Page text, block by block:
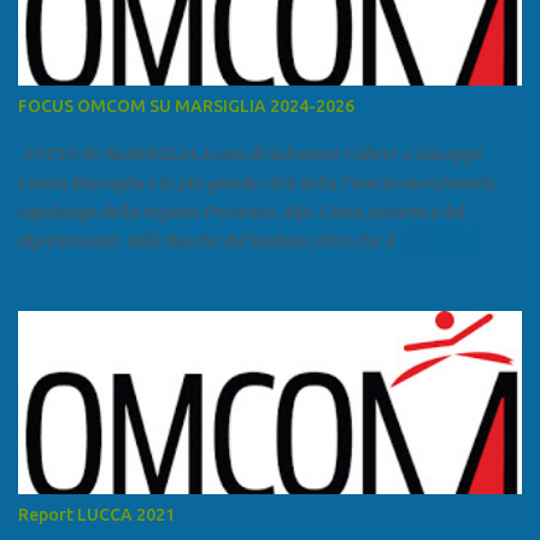
FOCUS OMCOM SU MARSIGLIA 2024-2026
FOCUS SU MARSIGLIA A cura di Salvatore Calleri e Giuseppe
Lumia Marsiglia è la più grande città della Francia meridionale,
capoluogo della regione Provenza-Alpi-Costa Azzurra e del
dipartimento delle Bocche del Rodano, oltre che il
come area metropolitana. Studiare quanto succede a Marsiglia è
molto importante per la geopolitica narcomafiosa perché
Marsiglia ha il porto in asse con la Corsica, Genova, Livorno e
Napoli e le banlieu gemellate con le periferie milanesi. Secondo il
rapporto della DCSA è uno dei principali scali del narcotraffico dal
sudamerica, in particolare Ecuador e Cile. Marsiglia è una città
multietnica, con un 40 per cento di islamici e nonostante questo e
nonostante il forte tasso di criminalità che attira molti giovani,
Report LUCCA 2021